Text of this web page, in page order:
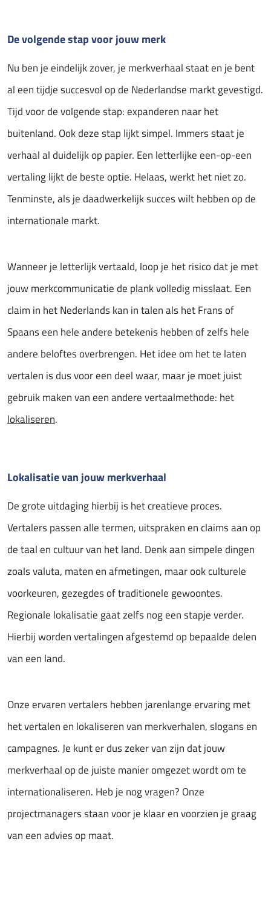
De volgende stap voor jouw merk
Nu ben je eindelijk zover, je merkverhaal staat en je bent
al een tijdje succesvol op de Nederlandse markt gevestigd.
Tijd voor de volgende stap: expanderen naar het
buitenland. Ook deze stap lijkt simpel. Immers staat je
verhaal al duidelijk op papier. Een letterlijke een-op-een
vertaling lijkt de beste optie. Helaas, werkt het niet zo.
Tenminste, als je daadwerkelijk succes wilt hebben op de
internationale markt.
Wanneer je letterlijk vertaald, loop je het risico dat je met
jouw merkcommunicatie de plank volledig misslaat. Een
claim in het Nederlands kan in talen als het Frans of
Spaans een hele andere betekenis hebben of zelfs hele
andere beloftes overbrengen. Het idee om het te laten
vertalen is dus voor een deel waar, maar je moet juist
gebruik maken van een andere vertaalmethode: het
lokaliseren.
Lokalisatie van jouw merkverhaal
De grote uitdaging hierbij is het creatieve proces.
Vertalers passen alle termen, uitspraken en claims aan op
de taal en cultuur van het land. Denk aan simpele dingen
zoals valuta, maten en afmetingen, maar ook culturele
voorkeuren, gezegdes of traditionele gewoontes.
Regionale lokalisatie gaat zelfs nog een stapje verder.
Hierbij worden vertalingen afgestemd op bepaalde delen
van een land.
Onze ervaren vertalers hebben jarenlange ervaring met
het vertalen en lokaliseren van merkverhalen, slogans en
campagnes. Je kunt er dus zeker van zijn dat jouw
merkverhaal op de juiste manier omgezet wordt om te
internationaliseren. Heb je nog vragen? Onze
projectmanagers staan voor je klaar en voorzien je graag
van een advies op maat.